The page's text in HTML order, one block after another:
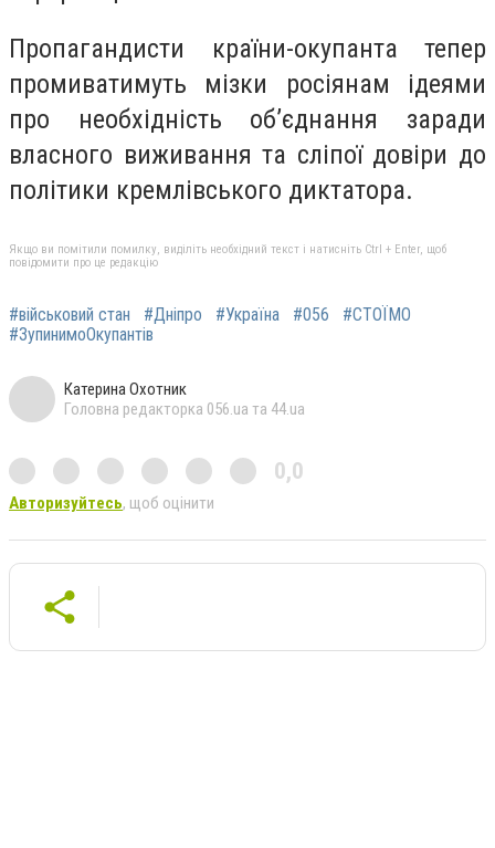
Пропагандисти країни-окупанта тепер
промиватимуть мізки росіянам ідеями
про необхідність об’єднання заради
власного виживання та сліпої довіри до
політики кремлівського диктатора.
Якщо ви помітили помилку, виділіть необхідний текст і натисніть Ctrl + Enter, щоб
повідомити про це редакцію
#військовий стан #Дніпро #Україна #056
#СТОЇМО
#ЗупинимоОкупантів
Катерина Охотник
Головна редакторка 056.ua та 44.ua
0,0
Авторизуйтесь, щоб оцінити